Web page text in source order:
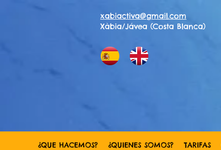
xabiactiva@gmail.com
Xàbia/Jávea (Costa Blanca)
¿QUE HACEMOS? ¿QUIENES SOMOS? TARIFAS